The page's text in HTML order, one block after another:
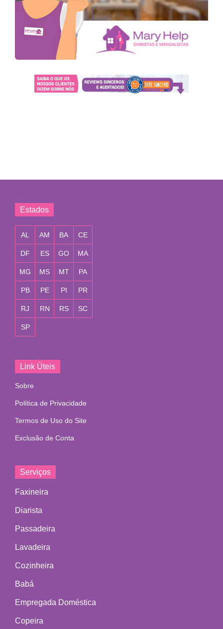
Estados
AL AM BA CE
DF ES GO MA
MG MS MT PA
PB PE PI PR
RJ RN RS SC
SP
Link Úteis
Sobre
Política de Privacidade
Termos de Uso do Site
Exclusão de Conta
Serviços
Faxineira
Diarista
Passadeira
Lavadeira
Cozinheira
Babá
Empregada Doméstica
Copeira